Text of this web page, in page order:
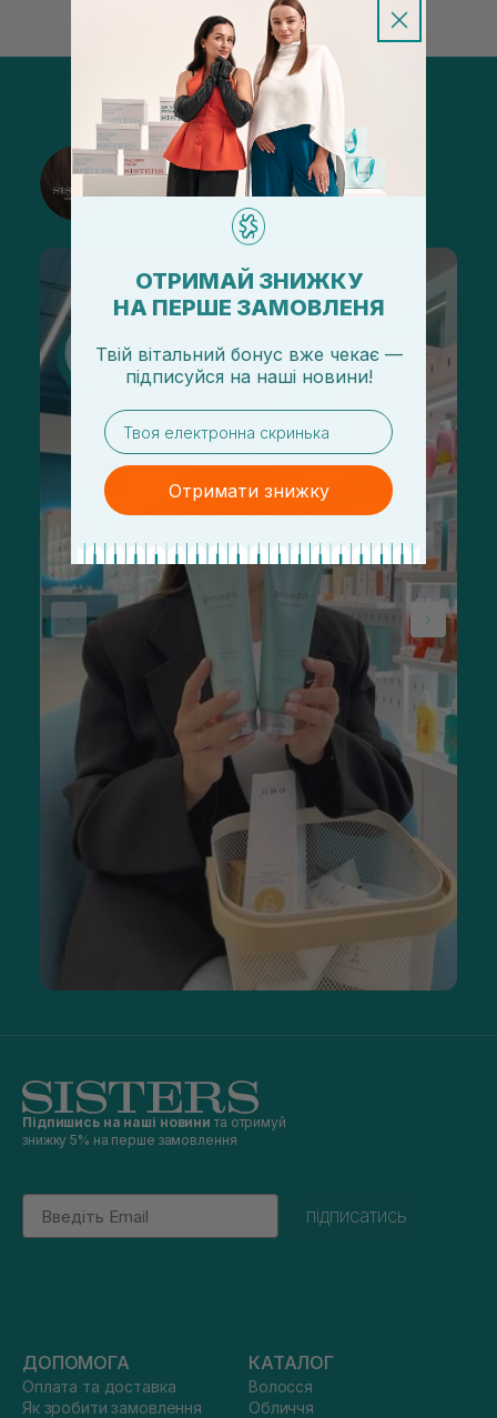
@sisters_stelmakh в Instagram
Підписатися
Підпишись на наші новини та отримуй
знижку 5% на перше замовлення
Email
підписатись
ДОПОМОГА
Оплата та доставка
Як зробити замовлення
КАТАЛОГ
Волосся
Обличчя
ОТРИМАЙ ЗНИЖКУ
НА ПЕРШЕ ЗАМОВЛЕНЯ
Твій вітальний бонус вже чекає —
підписуйся на наші новини!
email
Отримати знижку